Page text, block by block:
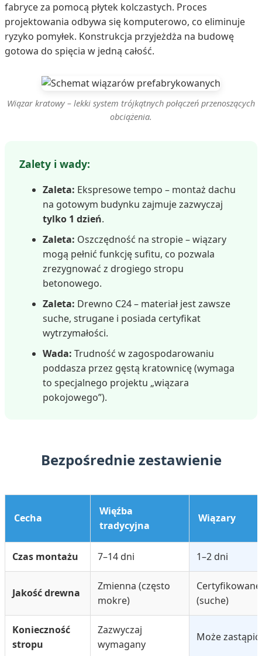
fabryce za pomocą płytek kolczastych. Proces
projektowania odbywa się komputerowo, co eliminuje
ryzyko pomyłek. Konstrukcja przyjeżdża na budowę
gotowa do spięcia w jedną całość.
Wiązar kratowy – lekki system trójkątnych połączeń przenoszących
obciążenia.
Zalety i wady:
Zaleta: Ekspresowe tempo – montaż dachu
na gotowym budynku zajmuje zazwyczaj
tylko 1 dzień.
Zaleta: Oszczędność na stropie – wiązary
mogą pełnić funkcję sufitu, co pozwala
zrezygnować z drogiego stropu
betonowego.
Zaleta: Drewno C24 – materiał jest zawsze
suche, strugane i posiada certyfikat
wytrzymałości.
Wada: Trudność w zagospodarowaniu
poddasza przez gęstą kratownicę (wymaga
to specjalnego projektu „wiązara
pokojowego”).
Bezpośrednie zestawienie
Cecha
Więźba
tradycyjna
Wiązary
Czas montażu 7–14 dni 1–2 dni
Jakość drewna
Zmienna (często
mokre)
Certyfikowane
(suche)
Konieczność
stropu
Zazwyczaj
wymagany
Może